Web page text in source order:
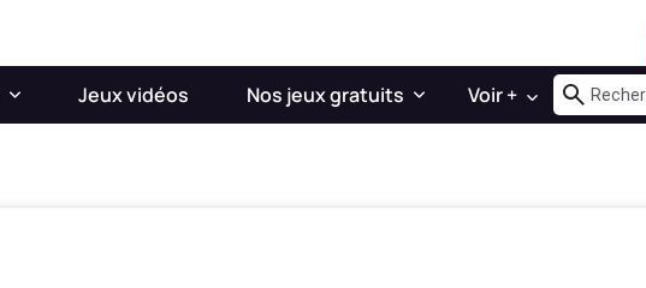
Jeux vidéos Nos jeux gratuits Voir +